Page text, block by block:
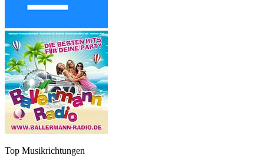
Top Musikrichtungen